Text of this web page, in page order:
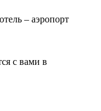
– аэропорт
с вами в